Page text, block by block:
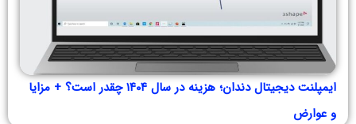
ایمپلنت دیجیتال دندان؛ هزینه در سال ۱۴۰۴ چقدر است؟ + مزایا
و عوارض